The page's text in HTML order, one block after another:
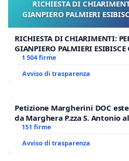
RICHIESTA DI
GIANPIERO PALMIERI
RICHIESTA DI CHIARIMENTI:
GIANPIERO PALMIERI ESIBISCE
1 504 firme
Avviso di trasparenza
Petizione Margherini DOC
da Marghera P.zza S. Antonio
Polo tariffa a € 1,50
151 firme
Avviso di trasparenza